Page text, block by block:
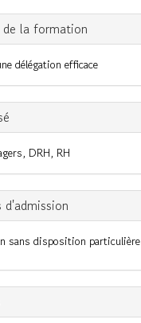
la formation
délégation efficace
DRH, RH
d'admission
sans disposition particulière